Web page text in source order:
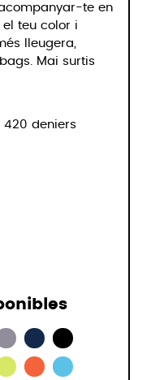
te en
el teu color i
lleugera,
Mai surtis
420 deniers